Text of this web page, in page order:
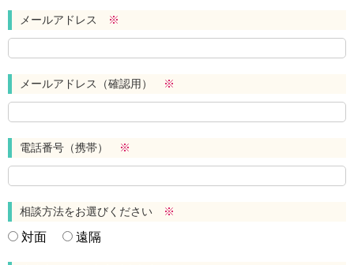
メールアドレス ※
メールアドレス（確認用） ※
電話番号（携帯） ※
相談方法をお選びください ※
対面 遠隔